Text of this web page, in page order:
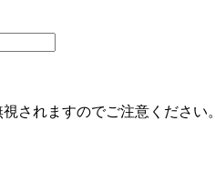
されますのでご注意ください